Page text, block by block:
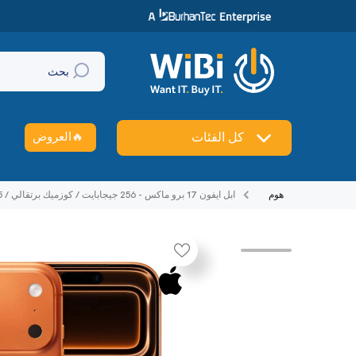
تخطي إلى المحتوى
بحث
كل الفئات 🔥 العروض
هوم ابل ايفون 17 برو ماكس - 256 جيجابايت / كوزميك برتقالي / 5جي / 6.9" / الشرق الأوسط نسخة
تخطي إلى منتج معلومات